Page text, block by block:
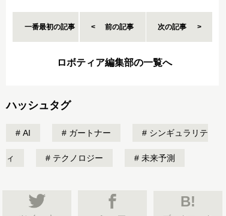
一番最初の記事 前の記事 次の記事
ロボティア編集部の一覧へ
ハッシュタグ
AI ガートナー シンギュラリテ
ィ テクノロジー 未来予測
B!